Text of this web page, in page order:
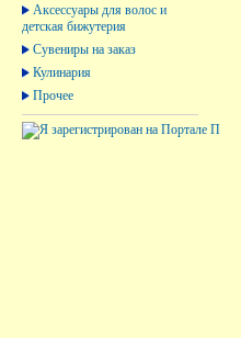
Аксессуары для волос и
детская бижутерия
Сувениры на заказ
Кулинария
Прочее